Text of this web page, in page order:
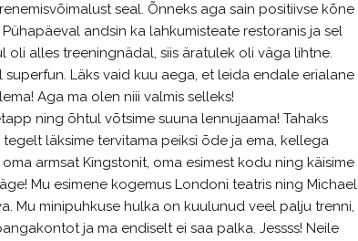
seal. Õnneks aga sain positiivse kõne
andsin ka lahkumisteate restoranis ja sel
oli alles treeningnädal, siis äratulek oli väga lihtne.
Läks vaid kuu aega, et leida endale erialane
Aga ma olen niii valmis selleks!
ning õhtul võtsime suuna lennujaama! Tahaks
läksime tervitama peiksi õde ja ema, kellega
armsat Kingstonit, oma esimest kodu ning käisime
Mu esimene kogemus Londoni teatris ning Michael
Mu minipuhkuse hulka on kuulunud veel palju trenni,
ja ma endiselt ei saa palka. Jessss! Neile